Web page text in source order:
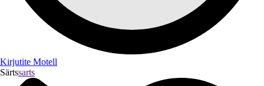
Kirjutite Motell
Särtssarts